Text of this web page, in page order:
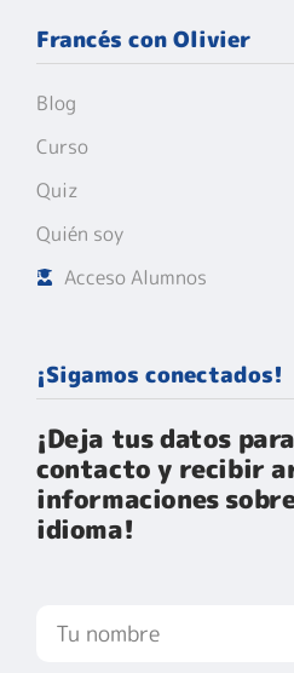
Francés con Olivier
Blog
Curso
Quiz
Quién soy
Acceso Alumnos
¡Sigamos conectados!
¡Deja tus datos
contacto y recibir
informaciones
idioma!​